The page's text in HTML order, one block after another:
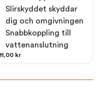
Slirskyddet skyddar
dig och omgivningen
Snabbkoppling till
vattenanslutning
kr